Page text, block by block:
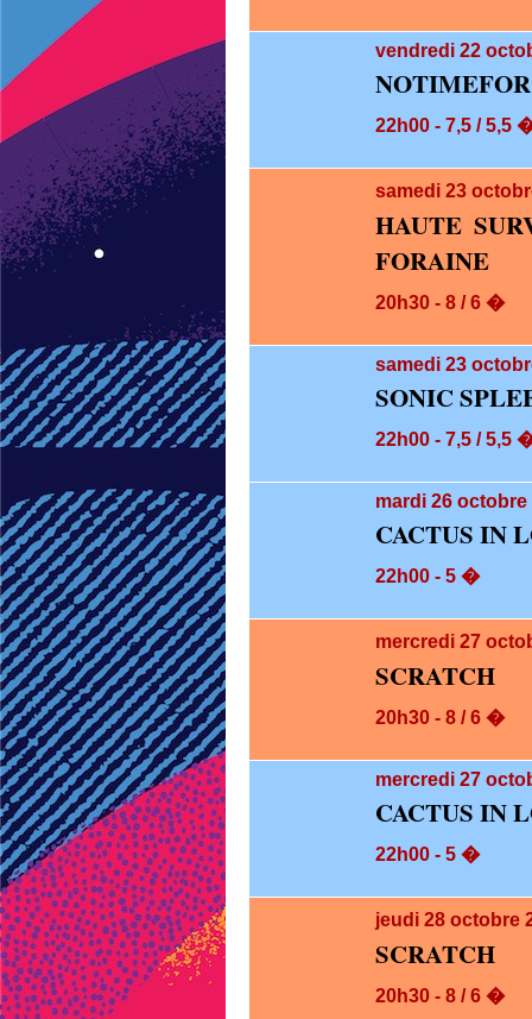
vendredi 22
22h00 - 7,5 / 5,5
samedi 23
HAUTE
FORAINE
20h30 - 8 / 6 �
samedi 23
SONIC
22h00 - 7,5 / 5,5
mardi 26 octobre
CACTUS IN
22h00 - 5 �
mercredi 27
SCRATCH
20h30 - 8 / 6 �
mercredi 27
CACTUS IN
22h00 - 5 �
jeudi 28 octobre
SCRATCH
20h30 - 8 / 6 �